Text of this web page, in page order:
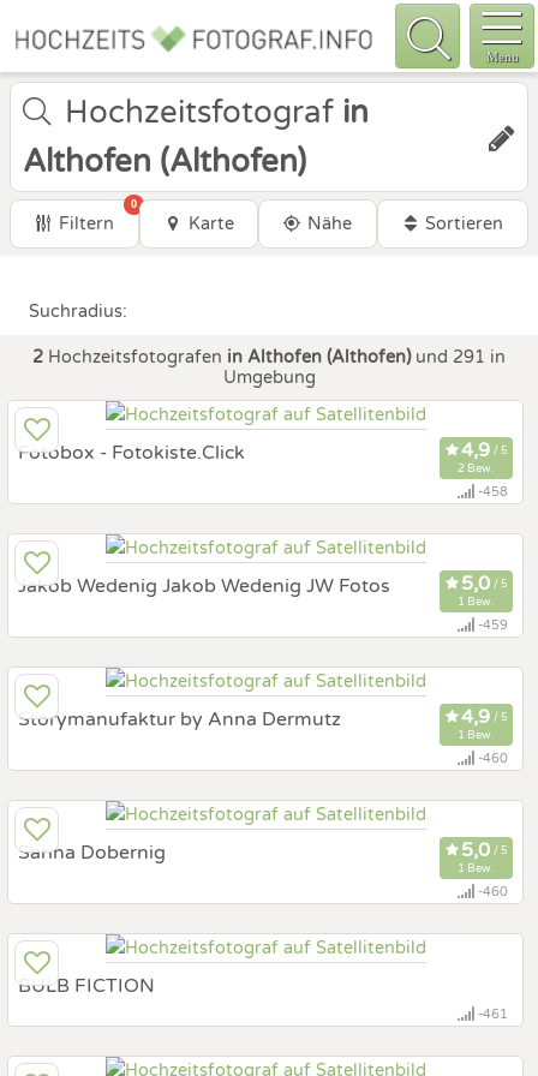
Menu
Hochzeitsfotograf in
Althofen (Althofen)
Filtern
0
Karte Nähe Sortieren
Suchradius:
2 Hochzeitsfotografen in Althofen (Althofen)und 291 in
Umgebung
Fotobox - Fotokiste.Click
2 Bew.
9433 St.Andrä, Kärnten, Österreich
Fotobox mit Zubehör
-458
Jakob Wedenig Jakob Wedenig JW Fotos
1 Bew.
9100 Völkermarkt, Kärnten, Österreich
Hochzeits Shooting
Fotostory
Fotobox mit Zubehör
-459
Storymanufaktur by Anna Dermutz
1 Bew.
9640 Kötschach-Mauthen, Kärnten, Österreich
Hochzeits Shooting
Fotostory
Fotobox mit Zubehör
-460
Sarina Dobernig
1 Bew.
9184 St. Jakob im Rosental, Kärnten, Österreich
Hochzeits Shooting
Fotostory
-460
BULB FICTION
82,9 km(Entfernung von Althofen)
-461